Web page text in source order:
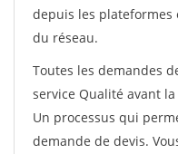
depuis les plateformes
du réseau.
Toutes les demandes
service Qualité avant
Un processus qui
demande de devis.